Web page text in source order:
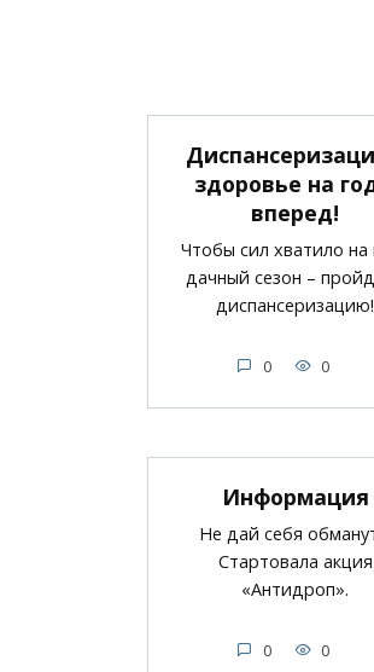
здоровье на
вперед!
Чтобы сил хватило на
дачный сезон –
диспансеризацию!
0 0
Информация
Не дай себя
Стартовала акция
«Антидроп».
0 0